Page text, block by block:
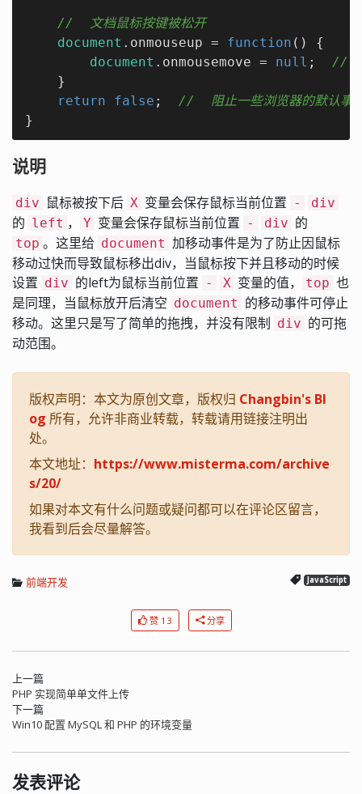
//  文档鼠标按键被松开
document .onmouseup = function ( ) {
document .onmousemove = null ; //
    }
return
false ; //  阻止一些浏览器的默认事
}
说明
div 鼠标被按下后 X 变量会保存鼠标当前位置 - div
的 left ， Y 变量会保存鼠标当前位置 - div 的
top 。这里给 document 加移动事件是为了防止因鼠标
移动过快而导致鼠标移出div，当鼠标按下并且移动的时候
设置 div 的left为鼠标当前位置 - X 变量的值， top 也
是同理，当鼠标放开后清空 document 的移动事件可停止
移动。这里只是写了简单的拖拽，并没有限制 div 的可拖
动范围。
版权声明：本文为原创文章，版权归 Changbin's Bl
og 所有，允许非商业转载，转载请用链接注明出
处。
本文地址： https://www.misterma.com/archive
s/20/
如果对本文有什么问题或疑问都可以在评论区留言，
我看到后会尽量解答。
前端开发 JavaScript
赞 13 分享
上一篇
PHP 实现简单单文件上传
下一篇
Win10 配置 MySQL 和 PHP 的环境变量
发表评论